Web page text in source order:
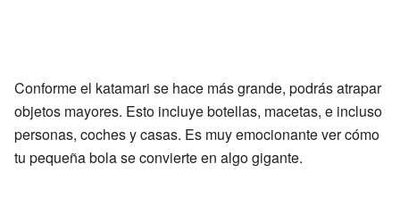
Conforme el katamari se hace más grande, podrás atrapar
objetos mayores. Esto incluye botellas, macetas, e incluso
personas, coches y casas. Es muy emocionante ver cómo
tu pequeña bola se convierte en algo gigante.